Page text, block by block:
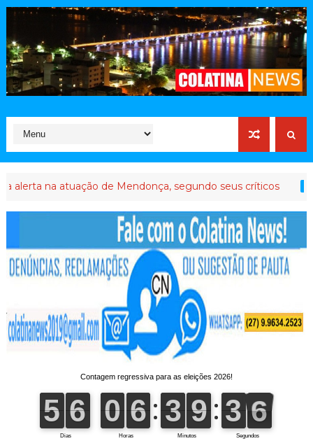
atuação de Mendonça, segundo seus críticos COLATINA